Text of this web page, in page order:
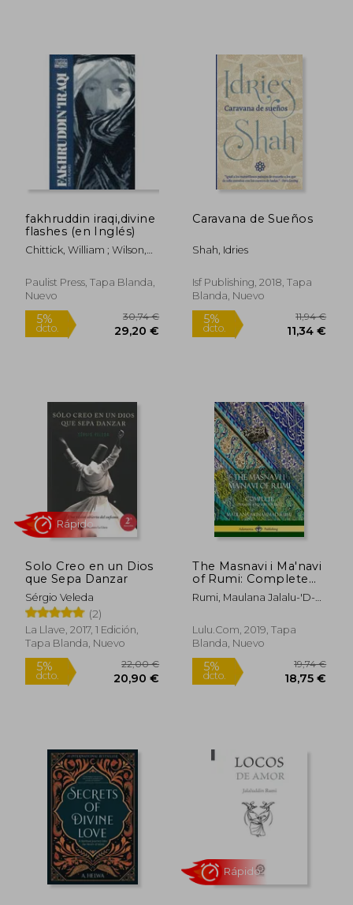
7,60 €
5%
dcto.
fakhruddin iraqi,divine
flashes (en Inglés)
Chittick, William ; Wilson,
Paulist Press, Tapa Blanda,
Nuevo
5%
dcto. 29,20 €
Caravana de Sueños
Shah, Idries
Isf Publishing, 2018, Tapa
Blanda, Nuevo
dcto.
Solo Creo en un Dios
que Sepa Danzar
Sérgio Veleda
(2)
La Llave, 2017, 1 Edición,
Tapa Blanda, Nuevo
The Masnavi i Ma'navi
of Rumi: Complete
(Persian and Sufi
Poetry) (en Inglés)
Rumi, Maulana Jalalu-'d-
Whinfield, E. H.
Lulu.com, 2019, Tapa
Blanda, Nuevo